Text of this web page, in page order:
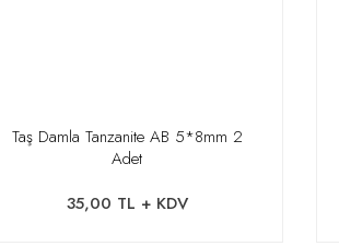
Taş Damla Tanzanite AB 5*8mm 2
Adet
35,00 TL + KDV